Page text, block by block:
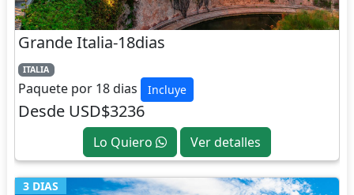
Grande Italia-18dias
ITALIA
Paquete por 18 dias Incluye
Desde USD$3236
Lo Quiero Ver detalles
3 DIAS